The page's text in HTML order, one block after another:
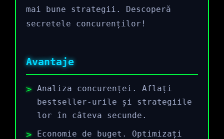
mai bune strategii. Descoperă
secretele concurenților!
Avantaje
Analiza concurenței. Aflați
bestseller-urile și strategiile
lor în câteva secunde.
Economie de buget. Optimizați